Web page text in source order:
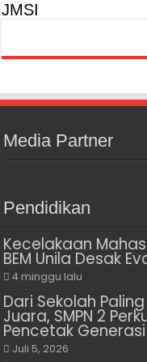
JMSI
Media Partner
Pendidikan
Kecelakaan
BEM Unila Desak
4 minggu lalu
Dari Sekolah
Juara, SMPN 2
Pencetak
Juli 5, 2026